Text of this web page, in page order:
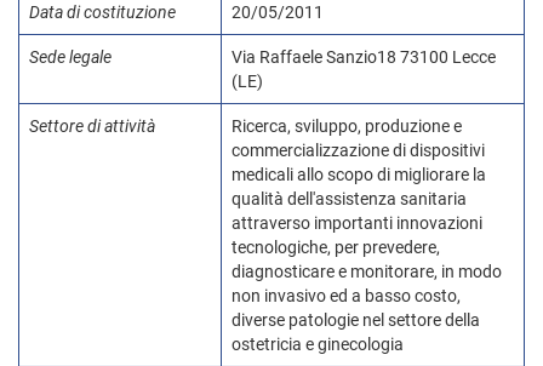
Data di costituzione 20/05/2011
Sede legale
Via Raffaele Sanzio18 73100 Lecce
(LE)
Settore di attività
Ricerca, sviluppo, produzione e
commercializzazione di dispositivi
medicali allo scopo di migliorare la
qualità dell'assistenza sanitaria
attraverso importanti innovazioni
tecnologiche, per prevedere,
diagnosticare e monitorare, in modo
non invasivo ed a basso costo,
diverse patologie nel settore della
ostetricia e ginecologia